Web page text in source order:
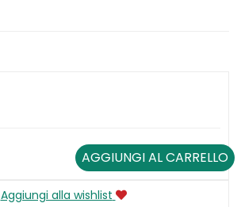
AGGIUNGI AL CARRELLO
Aggiungi alla wishlist